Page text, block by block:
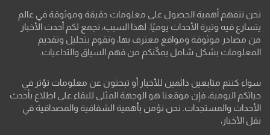
نحن نتفهم أهمية الحصول على معلومات دقيقة وموثوقة في عالم
يتسارع فيه وتيرة الأحداث يوميًا. لهذا السبب، نجمع لكم أحدث الأخبار
من مصادر موثوقة ومواقع معترف بها، ونقوم بتحليل وتقديم
المعلومات بشكل شامل يمكّنكم من فهم السياق والتداعيات.
سواء كنتم متابعين دائمين للأخبار أو تبحثون عن معلومات تؤثر في
حياتكم اليومية، فإن موقعنا هو الوجهة المثلى للبقاء على اطلاع بأحدث
الأحداث والمستجدات. نحن نؤمن بأهمية الشفافية والمصداقية في
نقل الأخبار،